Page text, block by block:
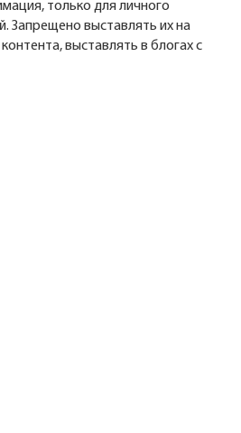
только для личного
Запрещено выставлять их на
выставлять в блогах с